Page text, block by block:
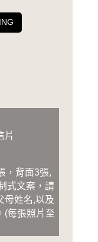
片
，背面3張,
式文案，請
母姓名,以及
(每張照片至